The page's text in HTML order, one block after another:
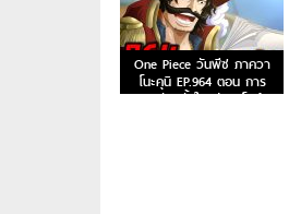
One Piece วันพีซ ภาควา
โนะคุนิ EP.964 ตอน การ
ผจญภัยครั้งใหญ่ของโอเด้ง!